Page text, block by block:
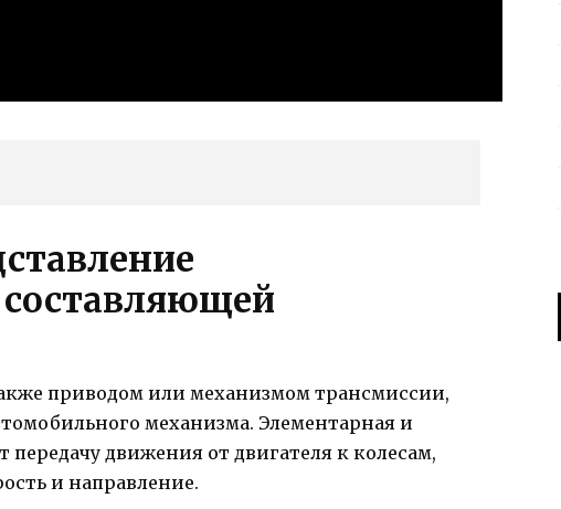
приводом или механизмом трансмиссии,
механизма. Элементарная и
движения от двигателя к колесам,
и направление.